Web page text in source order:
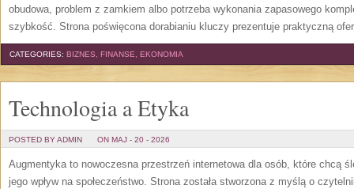
obudowa, problem z zamkiem albo potrzeba wykonania zapasowego
szybkość. Strona poświęcona dorabianiu kluczy prezentuje praktyczną
CATEGORIES: BIZNES, FINANSE, EKONOMIA
Technologia a Etyka
POSTED BY ADMIN ON MAJ - 20 - 2026
Augmentyka to nowoczesna przestrzeń internetowa dla osób, które chcą
jego wpływ na społeczeństwo. Strona została stworzona z myślą o